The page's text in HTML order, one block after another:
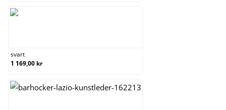
svart
1 169,00 kr